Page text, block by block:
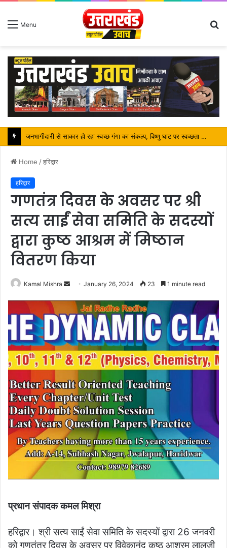
Menu
जनभागीदारी से साकार हो रहा स्वच्छ गंगा का संकल्प, विष्णु घाट पर स्वच्छता अभियान बना कांवड़ यात्रियों के लिए प्रेरणा
Home /हरिद्वार
हरिद्वार
गणतंत्र दिवस के अवसर पर श्री
सत्य साईं सेवा समिति के सदस्यों
द्वारा कुष्ठ आश्रम में मिष्ठान
वितरण किया
Kamal Mishra
Send
email
January 26, 2024 23 1 minute read
प्रधान संपादक कमल मिश्रा
हरिद्वार। श्री सत्य साईं सेवा समिति के सदस्यों द्वारा 26 जनवरी
को गणतंत्र दिवस के अवसर पर विवेकानंद कुष्ठ आश्रम लालजी